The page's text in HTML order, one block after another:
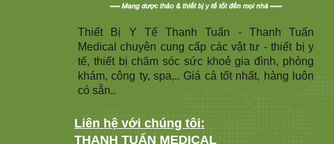
Thiết Bị Y Tế Thanh Tuấn - Thanh Tuấn
Medical chuyên cung cấp các vật tư - thiết bị y
tế, thiết bị chăm sóc sức khoẻ gia đình, phòng
khám, công ty, spa,.. Giá cả tốt nhất, hàng luôn
có sẵn..
Liên hệ với chúng tôi:
THANH TUẤN MEDICAL